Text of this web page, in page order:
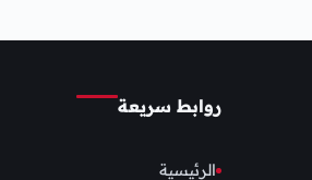
روابط سريعة
الرئيسية